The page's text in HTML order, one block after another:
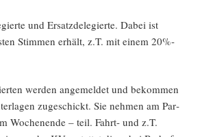
und Ersatz­de­le­gier­te. Dabei ist
Stim­men erhält, z.T. mit einem 20%-
wer­den ange­mel­det und bekom­men
zuge­schickt. Sie neh­men am Par­
Wochen­en­de – teil. Fahrt- und z.T.